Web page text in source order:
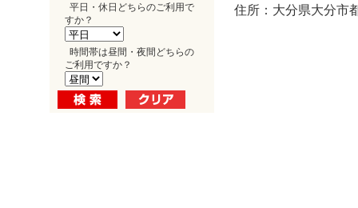
平日・休日どちらのご利用で
すか？
時間帯は昼間・夜間どちらの
ご利用ですか？
住所：大分県大分市